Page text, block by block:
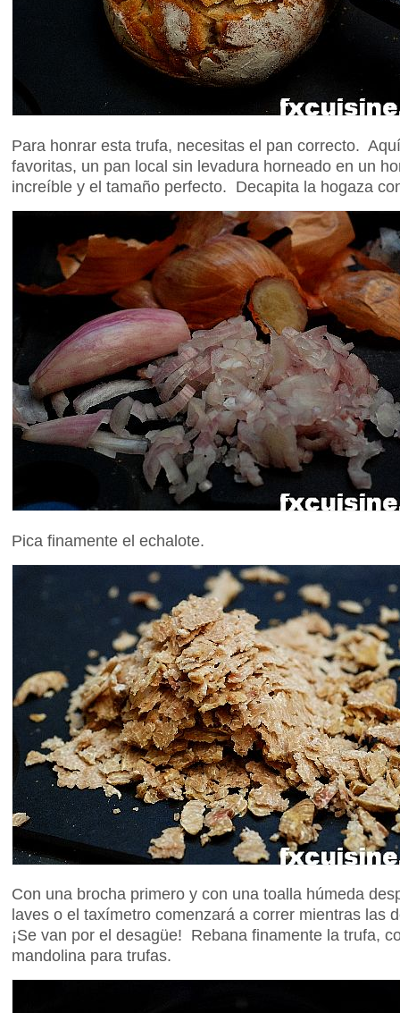
Para honrar esta trufa, necesitas el pan correcto.
favoritas, un pan local sin levadura horneado en un
increíble y el tamaño perfecto. Decapita la hogaza
Pica finamente el echalote.
Con una brocha primero y con una toalla húmeda
laves o el taxímetro comenzará a correr mientras las
¡Se van por el desagüe! Rebana finamente la trufa,
mandolina para trufas.